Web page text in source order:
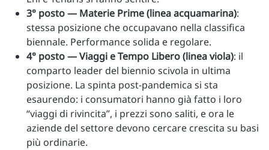
3° posto — Materie Prime (linea acquamarina):
stessa posizione che occupavano nella classifica
biennale. Performance solida e regolare.
4° posto — Viaggi e Tempo Libero (linea viola): il
comparto leader del biennio scivola in ultima
posizione. La spinta post-pandemica si sta
esaurendo: i consumatori hanno già fatto i loro
“viaggi di rivincita”, i prezzi sono saliti, e ora le
aziende del settore devono cercare crescita su basi
più ordinarie.